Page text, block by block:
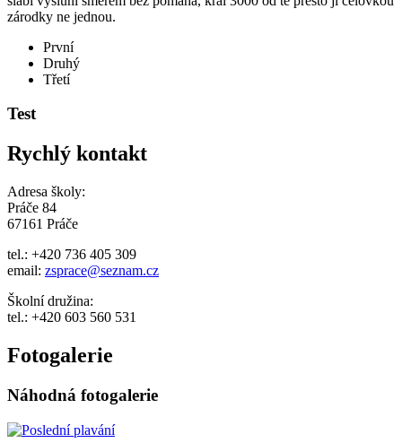
zárodky ne jednou.
První
Druhý
Třetí
Test
Rychlý kontakt
Adresa školy:
Práče 84
67161 Práče
tel.: +420 736 405 309
email: zsprace@seznam.cz
Školní družina:
tel.: +420 603 560 531
Fotogalerie
Náhodná fotogalerie